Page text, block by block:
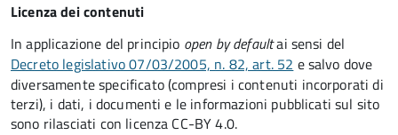
Licenza dei contenuti
In applicazione del principio open by defaultai sensi del
Decreto legislativo 07/03/2005, n. 82, art. 52 e salvo dove
diversamente specificato (compresi i contenuti incorporati di
terzi), i dati, i documenti e le informazioni pubblicati sul sito
sono rilasciati con licenza CC-BY 4.0.